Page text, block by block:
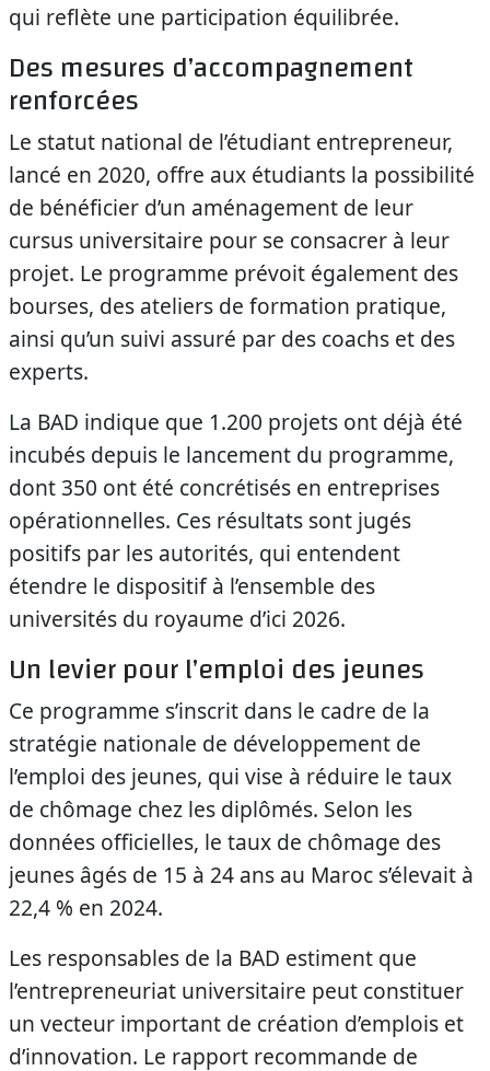
qui reflète une participation équilibrée.
Des mesures d’accompagnement
renforcées
Le statut national de l’étudiant entrepreneur,
lancé en 2020, offre aux étudiants la possibilité
de bénéficier d’un aménagement de leur
cursus universitaire pour se consacrer à leur
projet. Le programme prévoit également des
bourses, des ateliers de formation pratique,
ainsi qu’un suivi assuré par des coachs et des
experts.
La BAD indique que 1.200 projets ont déjà été
incubés depuis le lancement du programme,
dont 350 ont été concrétisés en entreprises
opérationnelles. Ces résultats sont jugés
positifs par les autorités, qui entendent
étendre le dispositif à l’ensemble des
universités du royaume d’ici 2026.
Un levier pour l’emploi des jeunes
Ce programme s’inscrit dans le cadre de la
stratégie nationale de développement de
l’emploi des jeunes, qui vise à réduire le taux
de chômage chez les diplômés. Selon les
données officielles, le taux de chômage des
jeunes âgés de 15 à 24 ans au Maroc s’élevait à
22,4 % en 2024.
Les responsables de la BAD estiment que
l’entrepreneuriat universitaire peut constituer
un vecteur important de création d’emplois et
d’innovation. Le rapport recommande de